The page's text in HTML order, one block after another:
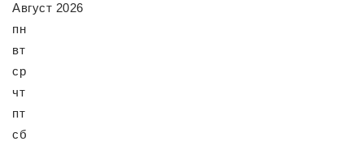
Август 2026
пн
вт
ср
чт
пт
сб